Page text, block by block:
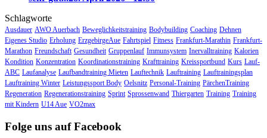
Schlagworte
Ausdauer AWO Auerbach Beweglichkeitstraining Bodybuilding Coaching Dehnen
Eigenes Studio Erholung ErzgebirgeAue Fahrtspiel Fitness Frankfurt-Marathin Frankfurt-
Marathon Freundschaft Gesundheit Gruppenlauf Immunsystem Inervalltraining Kalorien
Kondition Konzentration Koordinationstraining Krafttraining Kreissportbund Kurs Lauf-
ABC Laufanalyse Laufbandtraining Mieten Lauftechnik Lauftraining Lauftrainingsplan
Lauftraining Winter Leistungssport Body Oelsnitz Personal-Training PärchenTraining
Regeneration Regenerationstraining Sprint Sprossenwand Thiergarten Training Training
mit Kindern U14 Aue VO2max
Folge uns auf Facebook